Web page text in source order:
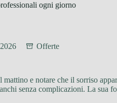
ogni giorno
Offerte
e notare che il sorriso
senza complicazioni. La sua